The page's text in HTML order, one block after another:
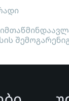
მთაწმინდა
შემოგარენი